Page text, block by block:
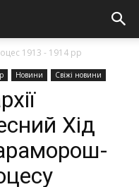
1913 - 1914 рр
Новини Свіжі новини
Хід